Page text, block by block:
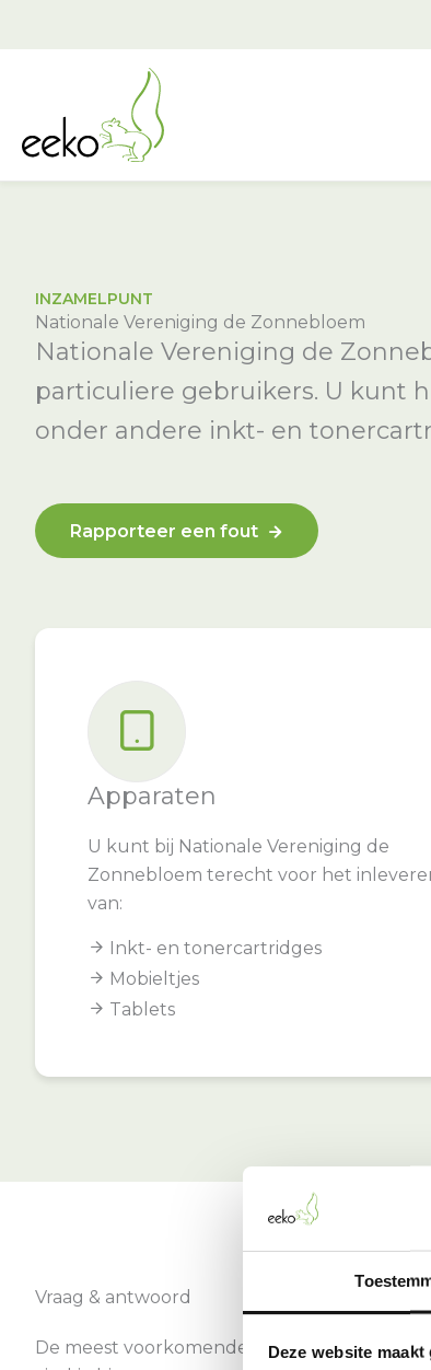
Deze website
INZAMELPUNT
Nationale Vereniging de Zonnebloem
Nationale Vereniging de
particuliere gebruikers. U kunt
onder andere inkt- en
Rapporteer een fout
Apparaten
U kunt bij Nationale Vereniging de
Zonnebloem terecht voor het
van:
Inkt- en tonercartridges
Mobieltjes
Tablets
Vraag & antwoord
De meest voorkomende vragen over onze